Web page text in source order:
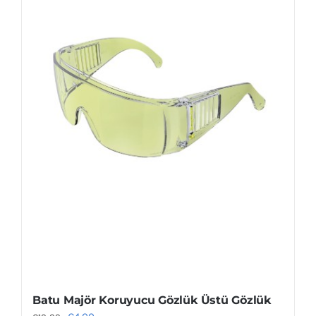
Batu Majör Koruyucu Gözlük Üstü Gözlük